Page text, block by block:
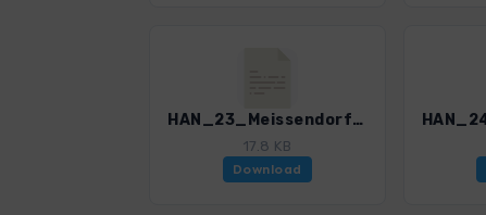
HAN_23_Meissendorf_4595_1.gpx
17.8 KB
Download